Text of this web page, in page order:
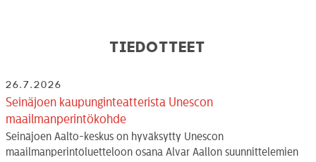
Tiedotteet
26.7.2026
Seinäjoen kaupunginteatterista Unescon
maailmanperintökohde
Seinäjoen Aalto-keskus on hyväksytty Unescon
maailmanperintöluetteloon osana Alvar Aallon suunnittelemien